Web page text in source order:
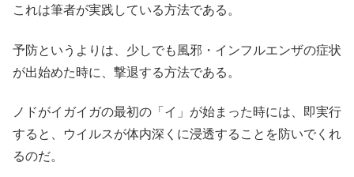
これは筆者が実践している方法である。
予防というよりは、少しでも風邪・インフルエンザの症状
が出始めた時に、撃退する方法である。
ノドがイガイガの最初の「イ」が始まった時には、即実行
すると、ウイルスが体内深くに浸透することを防いでくれ
るのだ。